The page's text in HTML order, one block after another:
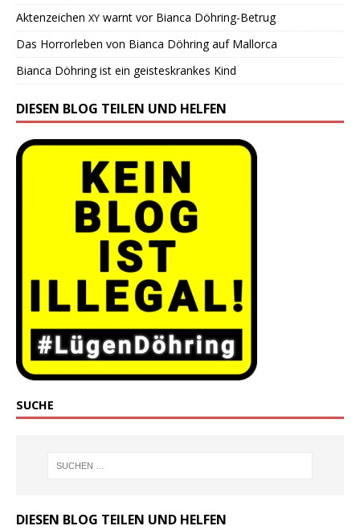
Aktenzeichen XY warnt vor Bianca Döhring-Betrug
Das Horrorleben von Bianca Döhring auf Mallorca
Bianca Döhring ist ein geisteskrankes Kind
DIESEN BLOG TEILEN UND HELFEN
SUCHE
DIESEN BLOG TEILEN UND HELFEN